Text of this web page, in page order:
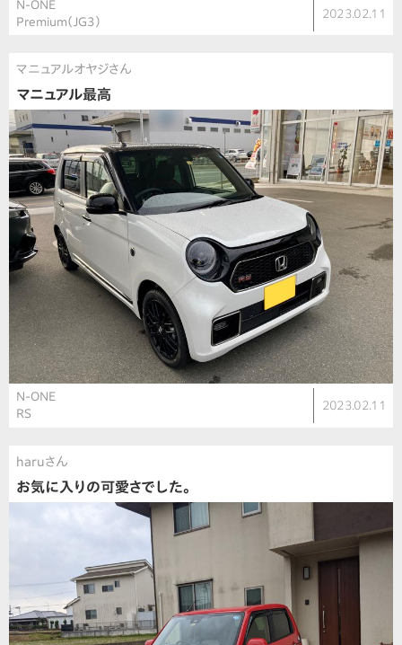
N-ONE
Premium（JG3）
2023.02.11
マニュアルオヤジさん
マニュアル最高
N-ONE
RS
2023.02.11
haruさん
お気に入りの可愛さでした。